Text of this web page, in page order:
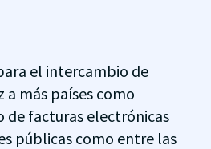
el intercambio de
más países como
de facturas electrónicas
públicas como entre las